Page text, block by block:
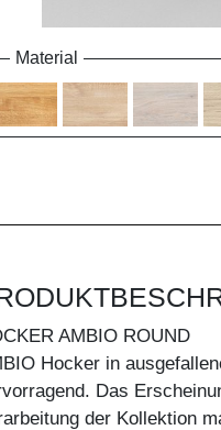
Material
AMBIO ROUND
Hocker in
Das
der Kollektion